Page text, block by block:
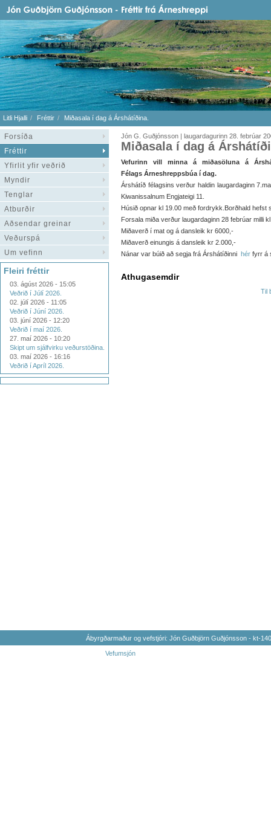
Litli Hjalli Fréttir Miðasala í dag á Árshátíðina.
Forsíða
Fréttir
Yfirlit yfir veðrið
Myndir
Tenglar
Atburðir
Aðsendar greinar
Veðurspá
Um vefinn
Fleiri fréttir
03. ágúst 2026 - 15:05
Veðrið í Júlí 2026.
02. júlí 2026 - 11:05
Veðrið í Júní 2026.
03. júní 2026 - 12:20
Veðrið í maí 2026.
27. maí 2026 - 10:20
Skipt um sjálfvirku veðurstöðina.
03. maí 2026 - 16:16
Veðrið í Apríl 2026.
Jón G. Guðjónsson | laugardagurinn 28. febrúar
Miðasala í dag á
Vefurinn vill minna á miðasöluna á
Félags Árneshreppsbúa í dag.
Árshátíð félagsins verður haldin laugardaginn
Kiwanissalnum Engjateigi 11.
Húsið opnar kl 19.00 með fordrykk.Borðhald hefst
Forsala miða verður laugardaginn 28 febrúar milli
Miðaverð í mat og á dansleik kr 6000,-
Miðaverð einungis á dansleik kr 2.000,-
Nánar var búið að segja frá Árshátíðinni hér fyrr á
Athugasemdir
Til
Ábyrgðarmaður og vefstjóri: Jón Guðbjörn Guðjónsson - kt-
Vefumsjón